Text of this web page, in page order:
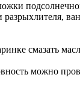
смазать
можно